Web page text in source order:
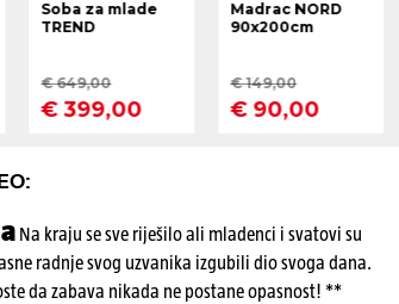
Na kraju se sve riješilo ali mladenci i svatovi su
radnje svog uzvanika izgubili dio svoga dana.
da zabava nikada ne postane opasnost! **